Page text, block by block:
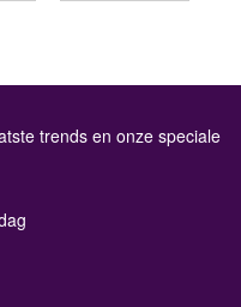
trends en onze speciale